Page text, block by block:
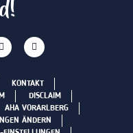
KONTAKT
DISCLAIM
AHA VORARLBERG
ÄNDERN